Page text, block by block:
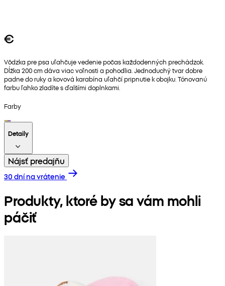
€
Vôdzka pre psa uľahčuje vedenie počas každodenných prechádzok.
Dĺžka 200 cm dáva viac voľnosti a pohodlia. Jednoduchý tvar dobre
padne do ruky a kovová karabína uľahčí pripnutie k obojku. Tónovanú
farbu ľahko zladíte s ďalšími doplnkami.
Farby
Detaily
Nájsť predajňu
30 dní na vrátenie
Produkty, ktoré by sa vám mohli
páčiť